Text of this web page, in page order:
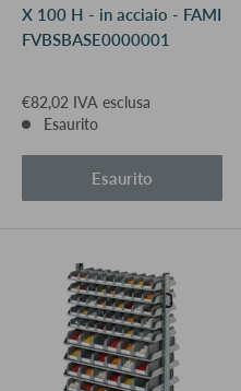
X 100 H - in acciaio - FAMI
FVBSBASE0000001
€82,02 IVA esclusa
Esaurito
Esaurito